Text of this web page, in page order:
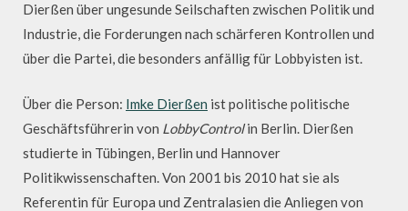
Dierßen über ungesunde Seilschaften zwischen Politik und
Industrie, die Forderungen nach schärferen Kontrollen und
über die Partei, die besonders anfällig für Lobbyisten ist.
Über die Person: Imke Dierßen ist politische politische
Geschäftsführerin von LobbyControlin Berlin. Dierßen
studierte in Tübingen, Berlin und Hannover
Politikwissenschaften. Von 2001 bis 2010 hat sie als
Referentin für Europa und Zentralasien die Anliegen von